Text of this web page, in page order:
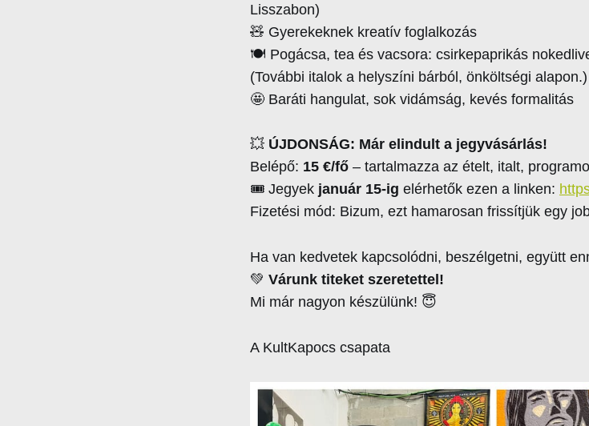
Lisszabon)
🧸 Gyerekeknek kreatív foglalkozás
🍽️ Pogácsa, tea és vacsora: csirkepaprikás
(További italok a helyszíni bárból, önköltségi alapon.)
🤩 Baráti hangulat, sok vidámság, kevés formalitás
💥 ÚJDONSÁG: Már elindult a jegyvásárlás!
Belépő: 15 €/fő – tartalmazza az ételt, italt,
🎟️ Jegyek január 15-ig elérhetők ezen a linken:
Fizetési mód: Bizum, ezt hamarosan frissítjük egy
Ha van kedvetek kapcsolódni, beszélgetni, együtt
💚 Várunk titeket szeretettel!
Mi már nagyon készülünk! 😇
A KultKapocs csapata